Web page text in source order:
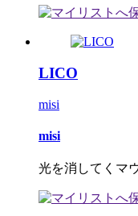
LICO
misi
misi
光を消してくマ